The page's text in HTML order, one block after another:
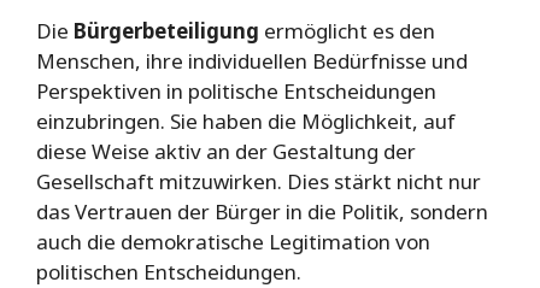
Die Bürgerbeteiligung ermöglicht es den
Menschen, ihre individuellen Bedürfnisse und
Perspektiven in politische Entscheidungen
einzubringen. Sie haben die Möglichkeit, auf
diese Weise aktiv an der Gestaltung der
Gesellschaft mitzuwirken. Dies stärkt nicht nur
das Vertrauen der Bürger in die Politik, sondern
auch die demokratische Legitimation von
politischen Entscheidungen.